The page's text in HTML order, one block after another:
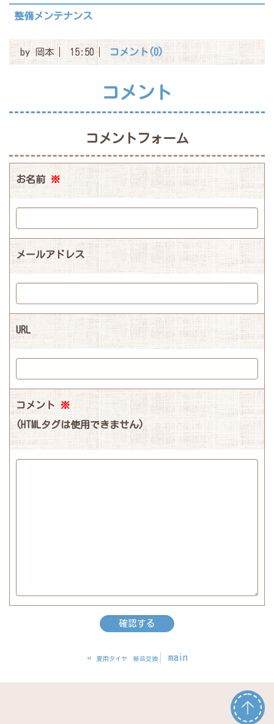
整備メンテナンス
by岡本 15:50 コメント(0)
コメント
コメントフォーム
お名前 ※
メールアドレス
URL
コメント※
(HTMLタグは使用できません)
« 夏用タイヤ 新品交換 main